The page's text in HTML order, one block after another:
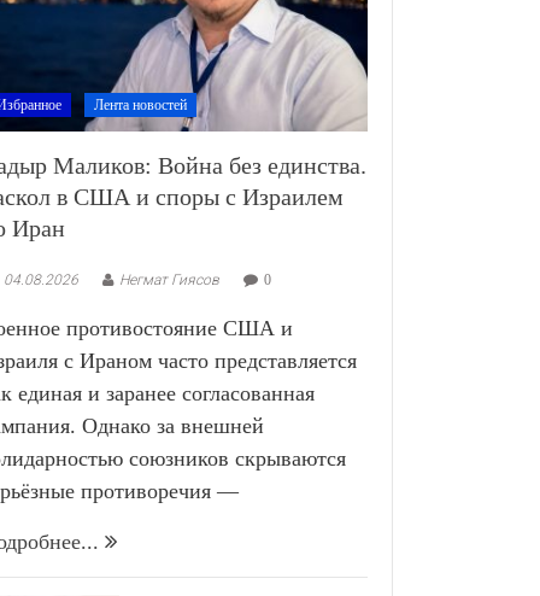
Лента новостей
Маликов: Война без единства.
в США и споры с Израилем
Иран
04.08.2026 Негмат Гиясов 0
противостояние США и
с Ираном часто представляется
единая и заранее согласованная
Однако за внешней
союзников скрываются
противоречия —